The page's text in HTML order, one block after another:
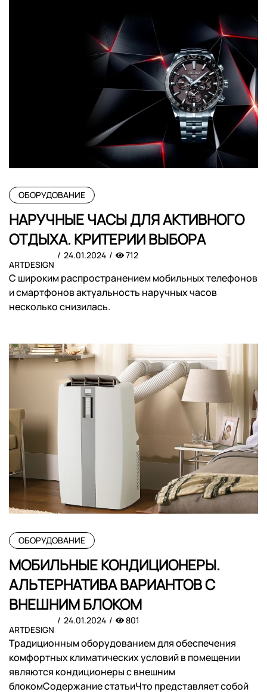
ОБОРУДОВАНИЕ
НАРУЧНЫЕ ЧАСЫ ДЛЯ АКТИВНОГО
ОТДЫХА. КРИТЕРИИ ВЫБОРА
ARTDESIGN
24.01.2024 712
С широким распространением мобильных телефонов
и смартфонов актуальность наручных часов
несколько снизилась.
ОБОРУДОВАНИЕ
МОБИЛЬНЫЕ КОНДИЦИОНЕРЫ.
АЛЬТЕРНАТИВА ВАРИАНТОВ С
ВНЕШНИМ БЛОКОМ
ARTDESIGN
24.01.2024 801
Традиционным оборудованием для обеспечения
комфортных климатических условий в помещении
являются кондиционеры с внешним
блокомСодержание статьиЧто представляет собой